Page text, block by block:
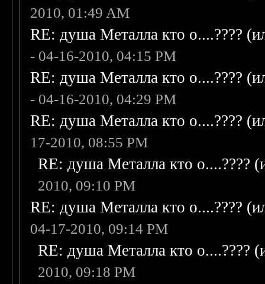
2010, 01:49 AM
RE: душа Металла кто о....????
- 04-16-2010, 04:15 PM
RE: душа Металла кто о....????
- 04-16-2010, 04:29 PM
RE: душа Металла кто о....????
17-2010, 08:55 PM
RE: душа Металла кто о....????
2010, 09:10 PM
RE: душа Металла кто о....????
04-17-2010, 09:14 PM
RE: душа Металла кто о....????
2010, 09:18 PM